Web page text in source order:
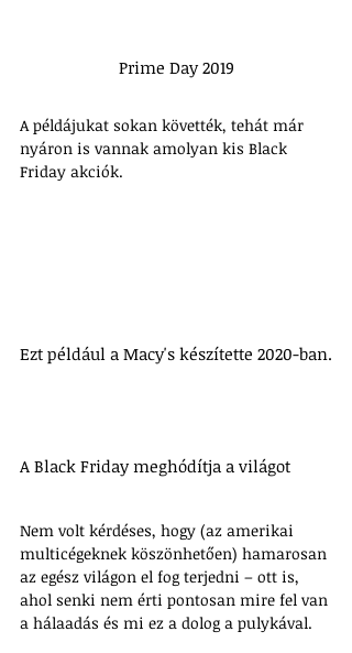
Prime Day 2019
A példájukat sokan követték, tehát már
nyáron is vannak amolyan kis Black
Friday akciók.
Ezt például a Macy's készítette 2020-ban.
A Black Friday meghódítja a világot
Nem volt kérdéses, hogy (az amerikai
multicégeknek köszönhetően) hamarosan
az egész világon el fog terjedni – ott is,
ahol senki nem érti pontosan mire fel van
a hálaadás és mi ez a dolog a pulykával.